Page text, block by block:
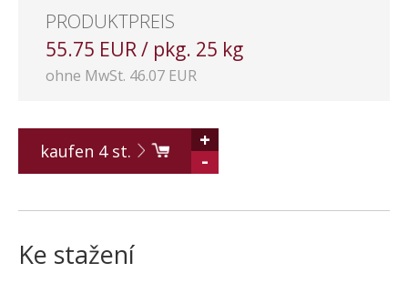
PRODUKTPREIS
55.75 EUR / pkg. 25 kg
ohne MwSt. 46.07 EUR
kaufen 4st.
+
-
Ke stažení